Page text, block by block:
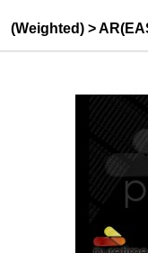
(Weighted) >